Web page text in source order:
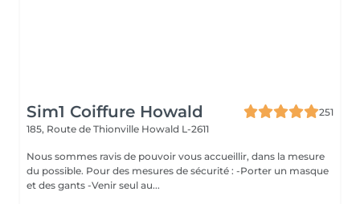
Sim1 Coiffure Howald
251
185, Route de Thionville Howald L-2611
Nous sommes ravis de pouvoir vous accueillir, dans la mesure
du possible. Pour des mesures de sécurité : -Porter un masque
et des gants -Venir seul au...